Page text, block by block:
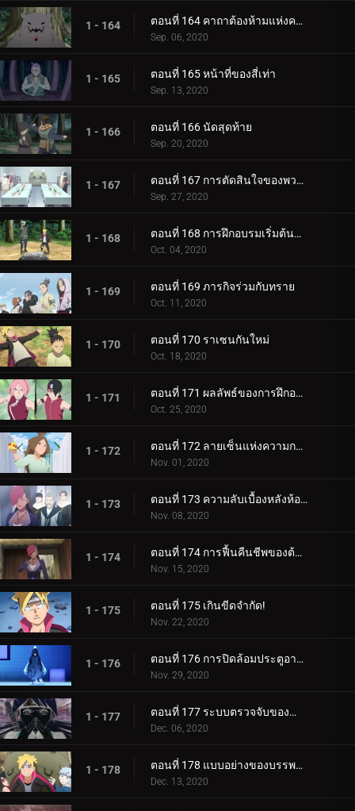
1 - 164 ตอนที่ 164 คาถาต้องห้ามแห่งความตาย
Sep. 06, 2020
1 - 165 ตอนที่ 165 หน้าที่ของสี่เท่า
Sep. 13, 2020
1 - 166 ตอนที่ 166 นัดสุดท้าย
Sep. 20, 2020
1 - 167 ตอนที่ 167 การตัดสินใจของพวกเขา
Sep. 27, 2020
1 - 168 ตอนที่ 168 การฝึกอบรมเริ่มต้นขึ้น!
Oct. 04, 2020
1 - 169 ตอนที่ 169 ภารกิจร่วมกับทราย
Oct. 11, 2020
1 - 170 ตอนที่ 170 ราเซนกันใหม่
Oct. 18, 2020
1 - 171 ตอนที่ 171 ผลลัพธ์ของการฝึกอบรม
Oct. 25, 2020
1 - 172 ตอนที่ 172 ลายเซ็นแห่งความกลัว
Nov. 01, 2020
1 - 173 ตอนที่ 173 ความลับเบื้องหลังห้องใต้ดิน
Nov. 08, 2020
1 - 174 ตอนที่ 174 การฟื้นคืนชีพของต้นไม้ศักดิ์สิทธิ์
Nov. 15, 2020
1 - 175 ตอนที่ 175 เกินขีดจำกัด!
Nov. 22, 2020
1 - 176 ตอนที่ 176 การปิดล้อมประตูอาอุน!
Nov. 29, 2020
1 - 177 ตอนที่ 177 ระบบตรวจจับของกำแพงเหล็ก
Dec. 06, 2020
1 - 178 ตอนที่ 178 แบบอย่างของบรรพบุรุษของเรา
Dec. 13, 2020